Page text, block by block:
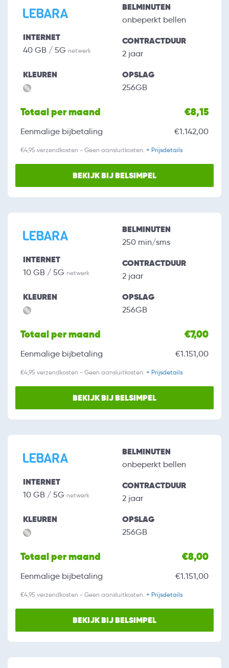
INTERNET
40 GB / 5G netwerk
BELMINUTEN
onbeperkt bellen
CONTRACTDUUR
2 jaar
KLEUREN OPSLAG
256GB
Totaal per maand €8,15
Eenmalige bijbetaling €1.142,00
€4,95 verzendkosten - Geen aansluitkosten. + Prijsdetails
BEKIJK BIJ BELSIMPEL
INTERNET
10 GB / 5G netwerk
BELMINUTEN
250 min/sms
CONTRACTDUUR
2 jaar
KLEUREN OPSLAG
256GB
Totaal per maand €7,00
Eenmalige bijbetaling €1.151,00
€4,95 verzendkosten - Geen aansluitkosten. + Prijsdetails
BEKIJK BIJ BELSIMPEL
INTERNET
10 GB / 5G netwerk
BELMINUTEN
onbeperkt bellen
CONTRACTDUUR
2 jaar
KLEUREN OPSLAG
256GB
Totaal per maand €8,00
Eenmalige bijbetaling €1.151,00
€4,95 verzendkosten - Geen aansluitkosten. + Prijsdetails
BEKIJK BIJ BELSIMPEL